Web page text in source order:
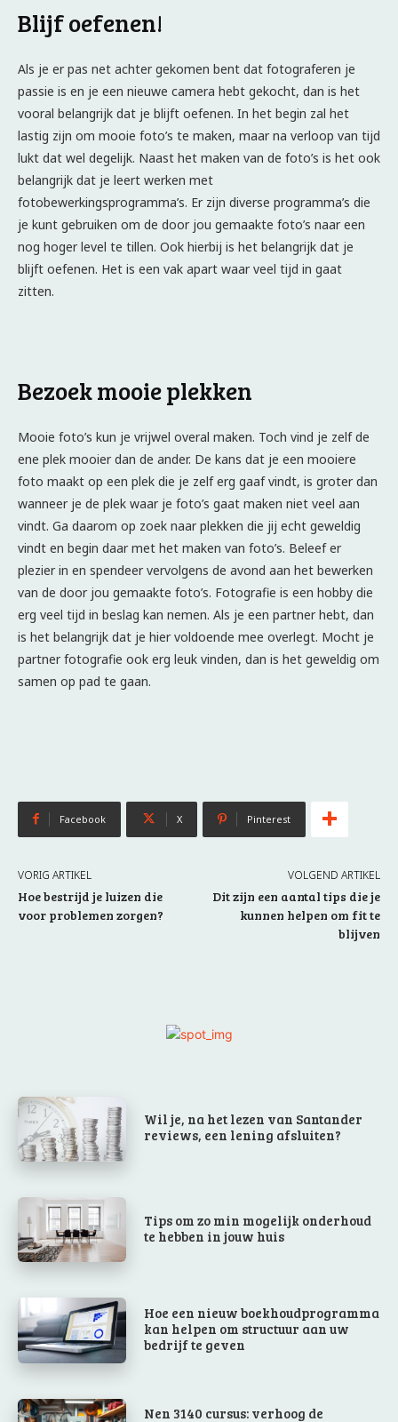
Blijf oefenen!
Als je er pas net achter gekomen bent dat fotograferen je
passie is en je een nieuwe camera hebt gekocht, dan is het
vooral belangrijk dat je blijft oefenen. In het begin zal het
lastig zijn om mooie foto’s te maken, maar na verloop van tijd
lukt dat wel degelijk. Naast het maken van de foto’s is het ook
belangrijk dat je leert werken met
fotobewerkingsprogramma’s. Er zijn diverse programma’s die
je kunt gebruiken om de door jou gemaakte foto’s naar een
nog hoger level te tillen. Ook hierbij is het belangrijk dat je
blijft oefenen. Het is een vak apart waar veel tijd in gaat
zitten.
Bezoek mooie plekken
Mooie foto’s kun je vrijwel overal maken. Toch vind je zelf de
ene plek mooier dan de ander. De kans dat je een mooiere
foto maakt op een plek die je zelf erg gaaf vindt, is groter dan
wanneer je de plek waar je foto’s gaat maken niet veel aan
vindt. Ga daarom op zoek naar plekken die jij echt geweldig
vindt en begin daar met het maken van foto’s. Beleef er
plezier in en spendeer vervolgens de avond aan het bewerken
van de door jou gemaakte foto’s. Fotografie is een hobby die
erg veel tijd in beslag kan nemen. Als je een partner hebt, dan
is het belangrijk dat je hier voldoende mee overlegt. Mocht je
partner fotografie ook erg leuk vinden, dan is het geweldig om
samen op pad te gaan.
Facebook X Pinterest
VORIG ARTIKEL
Hoe bestrijd je luizen die
voor problemen zorgen?
VOLGEND ARTIKEL
Dit zijn een aantal tips die je
kunnen helpen om fit te
blijven
Wil je, na het lezen van Santander
reviews, een lening afsluiten?
Tips om zo min mogelijk onderhoud
te hebben in jouw huis
Hoe een nieuw boekhoudprogramma
kan helpen om structuur aan uw
bedrijf te geven
Nen 3140 cursus: verhoog de